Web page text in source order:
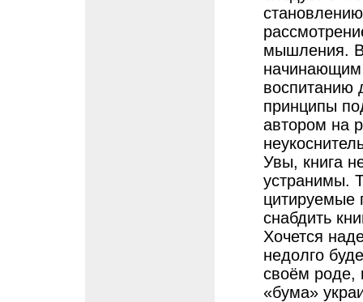
мышления. В
начинающим
воспитанию
принципы
автором на
Увы, книга
устранимы.
цитируемые
снабдить
Хочется
недолго
своём роде,
«бума»